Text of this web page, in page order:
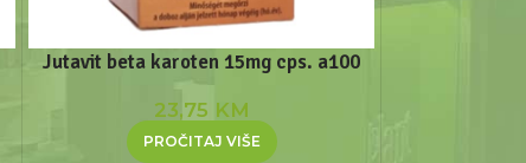
Jutavit beta karoten 15mg cps. a100
23,75 KM
PROČITAJ VIŠE